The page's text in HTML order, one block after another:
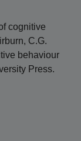
cognitive
C.G.
behaviour
Press.